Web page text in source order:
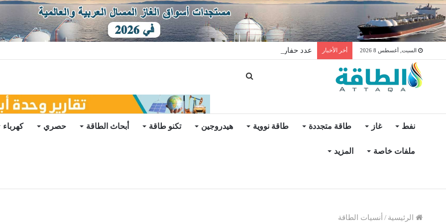
السبت, أغسطس 8 2026 أخر الأخبار عدد حفارات النفط في الولايات المتحدة يرتفع 3 في أسبوع
نفط غاز طاقة متجددة طاقة نووية هيدروجين تكنو طاقة أبحاث الطاقة حصري كهرباء
ملفات خاصة المزيد
الرئيسية / أنسيات الطاقة